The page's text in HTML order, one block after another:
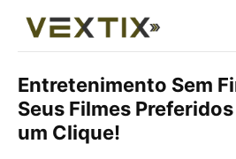
Entretenimento Sem
Seus Filmes
um Clique!